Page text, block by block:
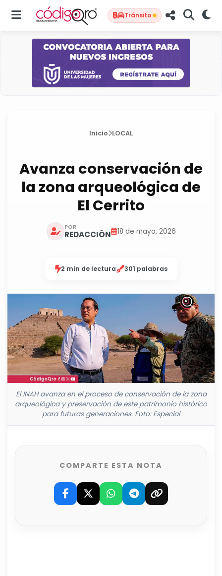
Tránsito
Inicio LOCAL
Avanza conservación de
la zona arqueológica de
El Cerrito
POR
REDACCIÓN 18 de mayo, 2026
2 min de lectura 301 palabras
El INAH avanza en el proceso de conservación de la zona
arqueológica y preservación de este patrimonio histórico
para futuras generaciones. Foto: Especial
COMPARTE ESTA NOTA